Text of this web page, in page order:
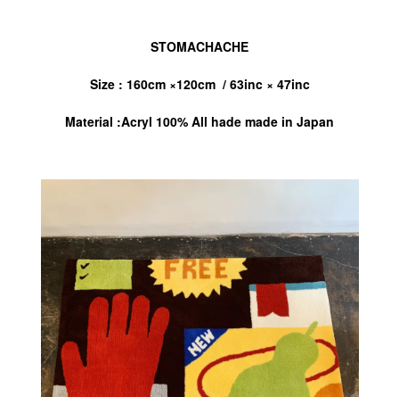
STOMACHACHE
Size : 160cm ×120cm / 63inc × 47inc
Material :Acryl 100% All hade made in Japan